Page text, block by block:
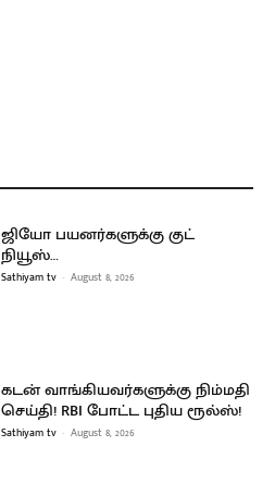
ஜியோ பயனர்களுக்கு குட்
நியூஸ்…
Sathiyam tv - August 8, 2026
கடன் வாங்கியவர்களுக்கு நிம்மதி
செய்தி! RBI போட்ட புதிய ரூல்ஸ்!
Sathiyam tv - August 8, 2026